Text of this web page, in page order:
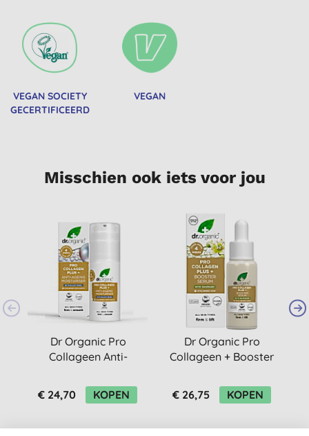
VEGAN SOCIETY
GECERTIFICEERD
VEGAN
Misschien ook iets voor jou
Dr Organic Pro
Collageen Anti-
Dagcrème - Black
Pearl
€ 24,70 KOPEN
Dr Organic Pro
Collageen + Booster
€ 26,75
KOPEN